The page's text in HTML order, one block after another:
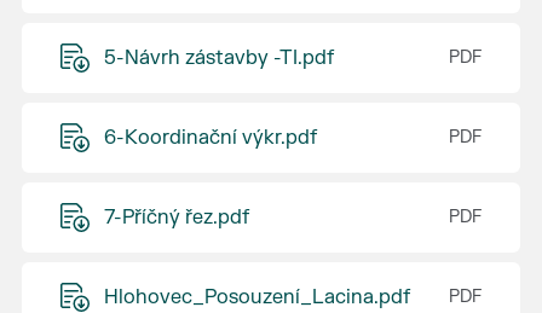
5-Návrh zástavby -TI.pdf
6-Koordinační výkr.pdf
7-Příčný řez.pdf
Hlohovec_Posouzení_Lacina.pdf